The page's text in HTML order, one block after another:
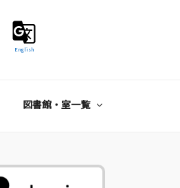
English
図書館・室一覧